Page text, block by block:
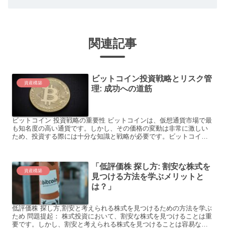
関連記事
資産構築
ビットコイン投資戦略とリスク管
理: 成功への道筋
ビットコイン 投資戦略の重要性 ビットコインは、仮想通貨市場で最
も知名度の高い通貨です。しかし、その価格の変動は非常に激しい
ため、投資する際には十分な知識と戦略が必要です。ビットコイン
資産構築
「低評価株 探し方: 割安な株式を
見つける方法を学ぶメリットと
は？」
低評価株 探し方,割安と考えられる株式を見つけるための方法を学ぶ
ため 問題提起： 株式投資において、割安な株式を見つけることは重
要です。しかし、割安と考えられる株式を見つけることは容易なこ